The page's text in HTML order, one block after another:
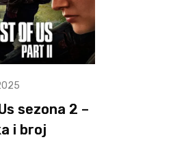
sezona 2 –
i broj